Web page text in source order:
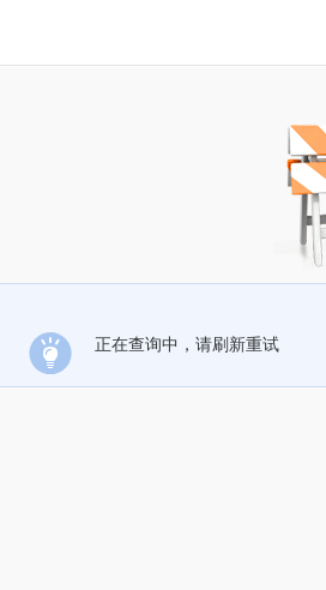
正在查询中，请刷新重试